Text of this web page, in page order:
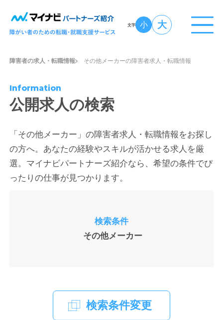
文字 小 大
障害者の求人・転職情報 その他メーカーの障害者求人・転職情報
Information
公開求人の検索
「その他メーカー」の障害者求人・転職情報をお探し
の方へ。あなたの経験やスキルが活かせる求人を厳
選。マイナビパートナーズ紹介なら、希望の条件でぴ
ったりの仕事が見つかります。
検索条件
その他メーカー
検索条件変更